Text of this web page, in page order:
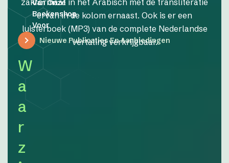
Van Onze
Boekenshop
Voor
Nieuwe Publicaties En Aanbiedingen
W
a
a
r
z
zakformaat in het Arabisch met de transliteratie
ervan in de kolom ernaast. Ook is er een
luisterboek (MP3) van de complete Nederlandse
vertaling verkrijgbaar.